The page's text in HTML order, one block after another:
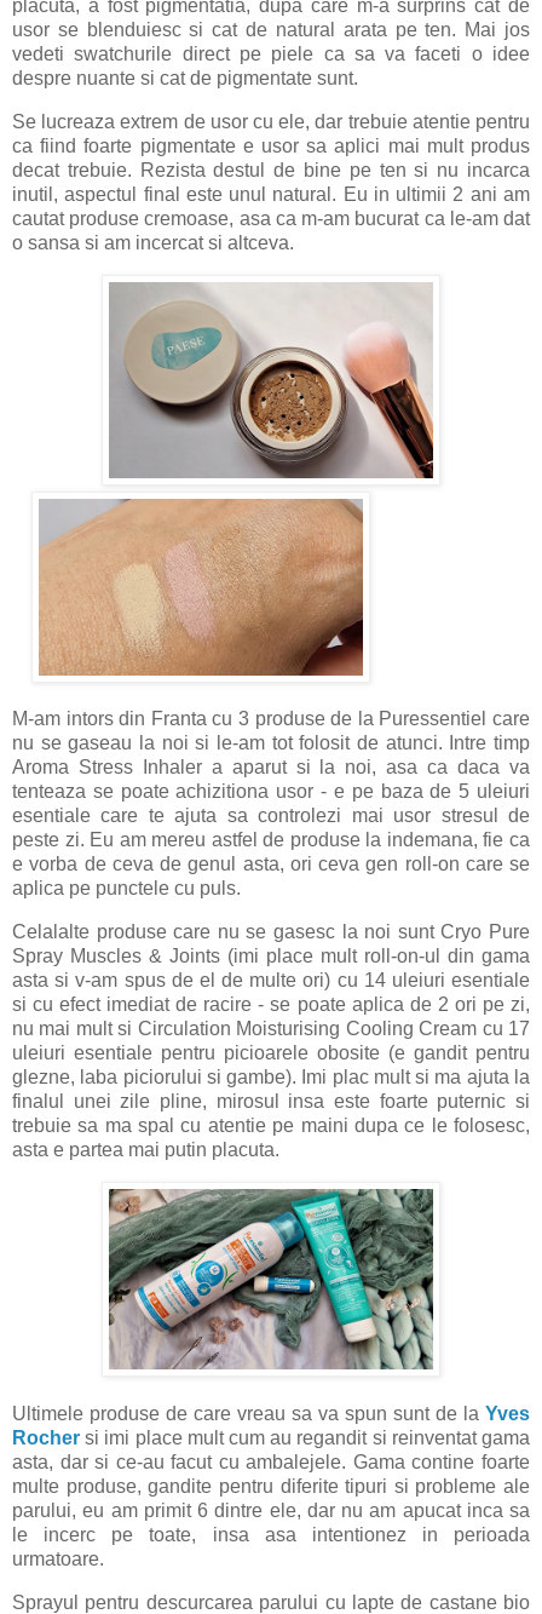
placuta, a fost pigmentatia, dupa care m-a surprins cat de
usor se blenduiesc si cat de natural arata pe ten. Mai jos
vedeti swatchurile direct pe piele ca sa va faceti o idee
despre nuante si cat de pigmentate sunt.
Se lucreaza extrem de usor cu ele, dar trebuie atentie pentru
ca fiind foarte pigmentate e usor sa aplici mai mult produs
decat trebuie. Rezista destul de bine pe ten si nu incarca
inutil, aspectul final este unul natural. Eu in ultimii 2 ani am
cautat produse cremoase, asa ca m-am bucurat ca le-am dat
o sansa si am incercat si altceva.
M-am intors din Franta cu 3 produse de la Puressentiel care
nu se gaseau la noi si le-am tot folosit de atunci. Intre timp
Aroma Stress Inhaler a aparut si la noi, asa ca daca va
tenteaza se poate achizitiona usor - e pe baza de 5 uleiuri
esentiale care te ajuta sa controlezi mai usor stresul de
peste zi. Eu am mereu astfel de produse la indemana, fie ca
e vorba de ceva de genul asta, ori ceva gen roll-on care se
aplica pe punctele cu puls.
Celalalte produse care nu se gasesc la noi sunt Cryo Pure
Spray Muscles & Joints (imi place mult roll-on-ul din gama
asta si v-am spus de el de multe ori) cu 14 uleiuri esentiale
si cu efect imediat de racire - se poate aplica de 2 ori pe zi,
nu mai mult si Circulation Moisturising Cooling Cream cu 17
uleiuri esentiale pentru picioarele obosite (e gandit pentru
glezne, laba piciorului si gambe). Imi plac mult si ma ajuta la
finalul unei zile pline, mirosul insa este foarte puternic si
trebuie sa ma spal cu atentie pe maini dupa ce le folosesc,
asta e partea mai putin placuta.
Ultimele produse de care vreau sa va spun sunt de la Yves
Rocher si imi place mult cum au regandit si reinventat gama
asta, dar si ce-au facut cu ambalejele. Gama contine foarte
multe produse, gandite pentru diferite tipuri si probleme ale
parului, eu am primit 6 dintre ele, dar nu am apucat inca sa
le incerc pe toate, insa asa intentionez in perioada
urmatoare.
Sprayul pentru descurcarea parului cu lapte de castane bio